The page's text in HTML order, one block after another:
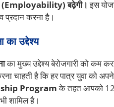
(Employability) बढ़ेगी। इस
प्रदान करना है।
का उद्देश्य
का मुख्य उद्देश्य बेरोजगारी को कम
चाहती है कि हर पात्र युवा को
Programके तहत आपको 12
शामिल है।